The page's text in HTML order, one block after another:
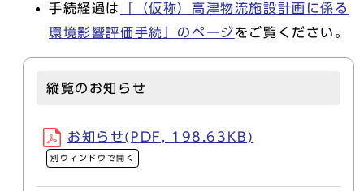
手続経過は
「（仮称）高津物流施設計画に係る
環境影響評価手続」のページをご覧ください。
縦覧のお知らせ
お知らせ(PDF, 198.63KB)
別ウィンドウで開く